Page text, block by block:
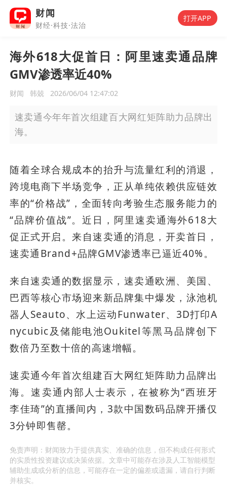
财闻
财经·科技·法治
打开APP
海外618大促首日：阿里速卖通品牌
GMV渗透率近40%
财闻 韩兢 2026/06/04 12:47:02
速卖通今年年首次组建百大网红矩阵助力品牌出
海。
随着全球合规成本的抬升与流量红利的消退，
跨境电商下半场竞争，正从单纯依赖供应链效
率的“价格战”，全面转向考验生态服务能力的
“品牌价值战”。近日，阿里速卖通海外618大
促正式开启。来自速卖通的消息，开卖首日，
速卖通Brand+品牌GMV渗透率已逼近40%。
来自速卖通的数据显示，速卖通欧洲、美国、
巴西等核心市场迎来新品牌集中爆发，泳池机
器人Seauto、水上运动Funwater、3D打印A
nycubic及储能电池Oukitel等黑马品牌创下
数倍乃至数十倍的高速增幅。
速卖通今年首次组建百大网红矩阵助力品牌出
海。速卖通内部人士表示，在被称为“西班牙
李佳琦”的直播间内，3款中国数码品牌开播仅
3分钟即售罄。
免责声明：财闻致力于提供真实、准确的信息，但不构成任何形式
的实质性投资建议或决策依据。文章中可能存在涉及人工智能模型
辅助生成或分析的信息，可能存在一定的偏差或遗漏，请自行判断
并核实。